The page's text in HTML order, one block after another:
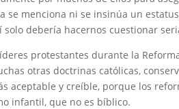
se menciona ni se insinúa un
solo debería hacernos cuestionar
protestantes durante la
otras doctrinas católicas,
aceptable y creíble, porque los
infantil, que no es bíblico.